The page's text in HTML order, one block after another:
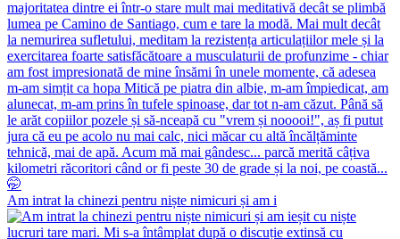
Am intrat la chinezi pentru niște nimicuri și am i